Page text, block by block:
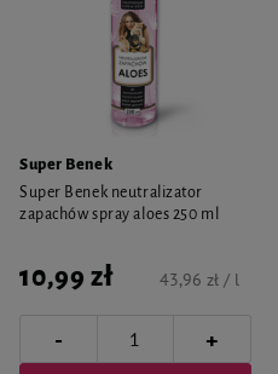
Super Benek
Super Benek neutralizator
zapachów spray aloes 250 ml
10,99 zł 43,96 zł / l
- +